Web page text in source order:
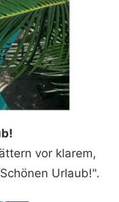
vor klarem,
Urlaub!".